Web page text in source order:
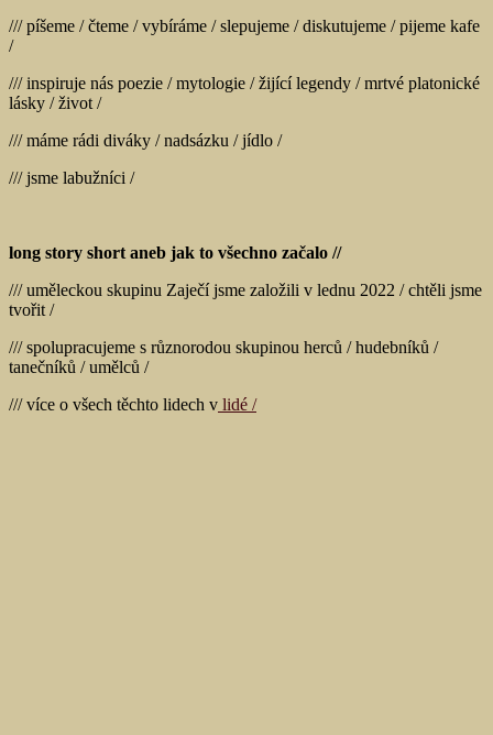
/// píšeme / čteme / vybíráme / slepujeme / diskutujeme / pijeme kafe
/
/// inspiruje nás poezie / mytologie / žijící legendy / mrtvé platonické
lásky / život /
/// máme rádi diváky / nadsázku / jídlo /
/// jsme labužníci /
long story short aneb jak to všechno začalo //
/// uměleckou skupinu Zaječí jsme založili v lednu 2022 / chtěli jsme
tvořit /
/// spolupracujeme s různorodou skupinou herců / hudebníků /
tanečníků / umělců /
/// více o všech těchto lidech v lidé /